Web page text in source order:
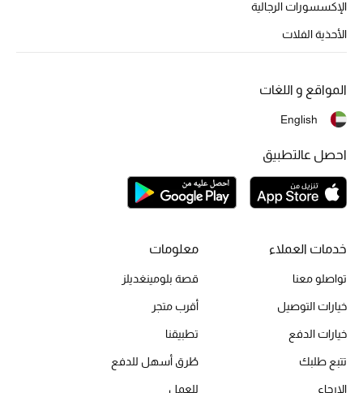
حقائب الأطفال
تسوقوا الحقائب
الموسم الجديد
أحذية النسائية
الإكسسورات الرجالية
الأحذية الفلات
خدمات العملاء
تواصلو معنا
خيارات التوصيل
خيارات الدفع
تتبع طلبك
الارجاع
معلومات
قصة بلومينغديلز
أقرب متجر
تطبيقنا
طُرق أسهل للدفع
للعمل
المواقع و اللغات
English
احصل عالتطبيق